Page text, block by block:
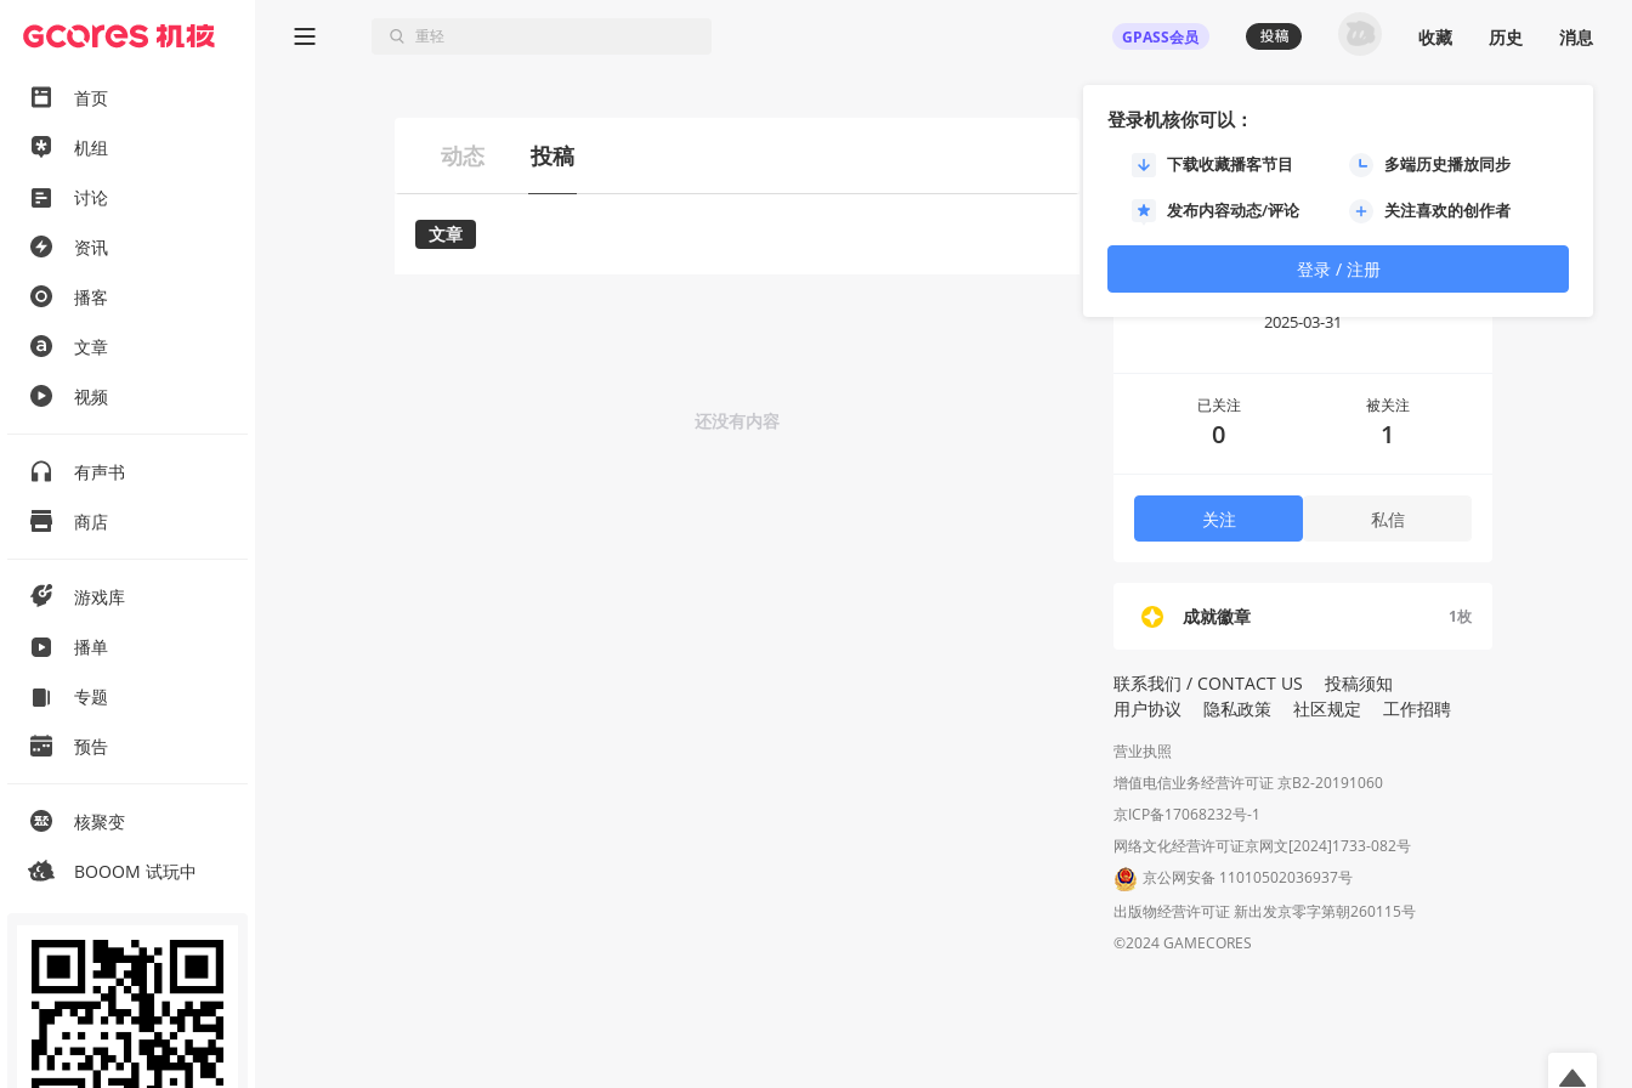
首页
机组
讨论
资讯
播客
文章
视频
有声书
商店
游戏库
播单
专题
预告
核聚变
BOOOM 试玩中
GPASS会员
登录机核你可以：
下载收藏播客节目 多端历史播放同步
发布内容动态/评论 关注喜欢的创作者
登录 / 注册
收藏 历史 消息
动态 投稿
文章
还没有内容
开球！
2025-03-31
已关注
0
被关注
1
关注 私信
成就徽章 1枚
联系我们 / CONTACT US
投稿须知
用户协议
隐私政策 社区规定 工作招聘
营业执照
增值电信业务经营许可证 京B2-20191060
京ICP备17068232号-1
网络文化经营许可证京网文[2024]1733-082号
京公网安备 11010502036937号
出版物经营许可证 新出发京零字第朝260115号
©2024 GAMECORES